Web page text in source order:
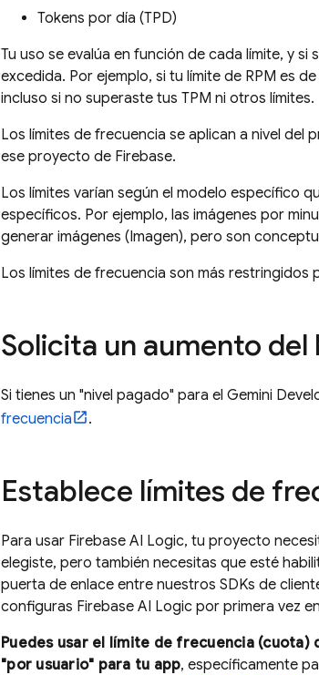
Tokens por día (TPD)
Tu uso se evalúa en función de cada límite, y
excedida. Por ejemplo, si tu límite de RPM es
incluso si no superaste tus TPM ni otros límites.
Los límites de frecuencia se aplican a nivel del
ese proyecto de Firebase.
Los límites varían según el modelo específico
específicos. Por ejemplo, las imágenes por
generar imágenes (Imagen), pero son
Los límites de frecuencia son más restringidos
Solicita un aumento
Si tienes un "nivel pagado" para el Gemini
frecuencia
.
Establece límites de
Para usar Firebase AI Logic, tu proyecto
elegiste, pero también necesitas que esté
puerta de enlace entre nuestros SDKs de
configuras Firebase AI Logic por primera vez
Puedes usar el límite de frecuencia (cuota)
"por usuario" para tu app, específicamente